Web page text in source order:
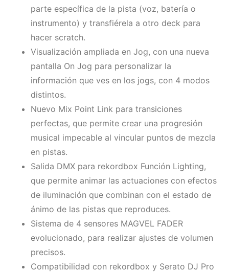
parte específica de la pista (voz, batería o
instrumento) y transfiérela a otro deck para
hacer scratch.
Visualización ampliada en Jog, con una nueva
pantalla On Jog para personalizar la
información que ves en los jogs, con 4 modos
distintos.
Nuevo Mix Point Link para transiciones
perfectas, que permite crear una progresión
musical impecable al vincular puntos de mezcla
en pistas.
Salida DMX para rekordbox Función Lighting,
que permite animar las actuaciones con efectos
de iluminación que combinan con el estado de
ánimo de las pistas que reproduces.
Sistema de 4 sensores MAGVEL FADER
evolucionado, para realizar ajustes de volumen
precisos.
Compatibilidad con rekordbox y Serato DJ Pro